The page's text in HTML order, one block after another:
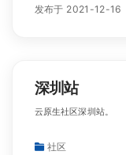
发布于 2021-12-16
深圳站
云原生社区深圳站。
社区